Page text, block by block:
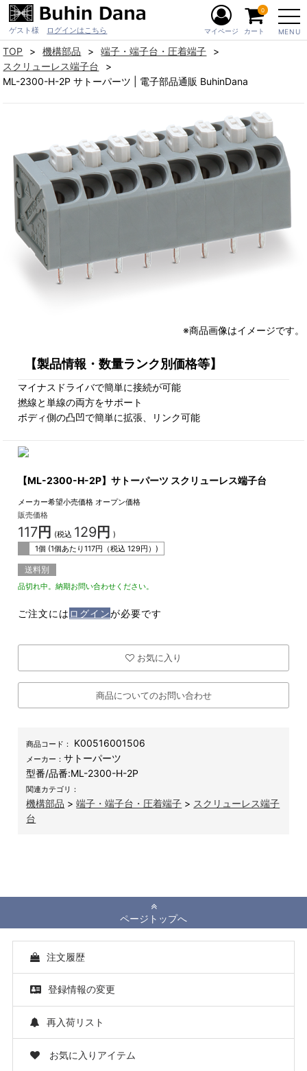
ゲスト様 ログインはこちら MENU
マイページ カート
0
TOP 機構部品
端子・端子台・圧着端子
スクリューレス端子台
ML-2300-H-2P サトーパーツ | 電子部品通販 BuhinDana
※商品画像はイメージです。
【製品情報・数量ランク別価格等】
マイナスドライバで簡単に接続が可能
撚線と単線の両方をサポート
ボディ側の凸凹で簡単に拡張、リンク可能
【ML-2300-H-2P】サトーパーツ スクリューレス端子台
メーカー希望小売価格 オープン価格
販売価格
117円 (税込 129円 )
1個 (1個あたり117円（税込129円）)
送料別
品切れ中。納期お問い合わせください。
ご注文には ログインが必要です
お気に入り
商品についてのお問い合わせ
商品コード： K00516001506
メーカー：サトーパーツ
型番/品番:ML-2300-H-2P
関連カテゴリ：
機構部品 >端子・端子台・圧着端子 > スクリューレス端子
台
ページトップへ
注文履歴
登録情報の変更
再入荷リスト
お気に入りアイテム